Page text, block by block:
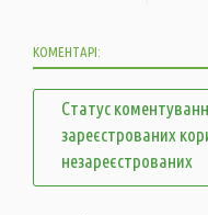
КОМЕНТАРІ:
Статус
зареєстрованих
незареєстрованих